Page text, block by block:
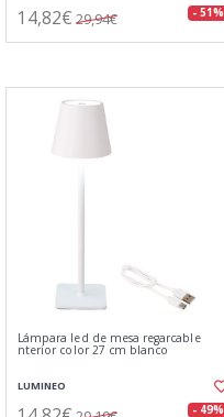
14,82€ 29,94€ - 51%
Lámpara led de mesa regarcable
nterior color 27 cm blanco
LUMINEO
- 49%